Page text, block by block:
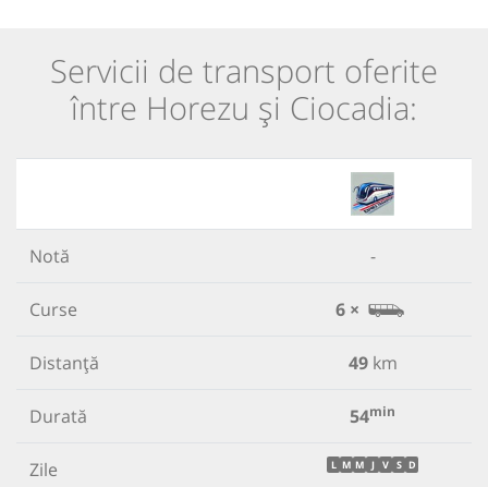
Servicii de transport oferite
între Horezu și Ciocadia:
Notă -
Curse 6 ×
Distanță 49km
Durată 54min
Zile L M M J V S D